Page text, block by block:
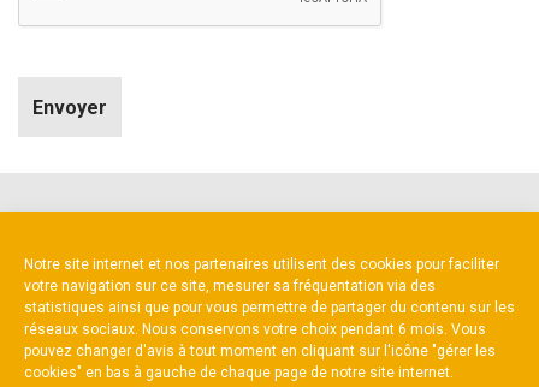
Notre site internet et nos partenaires utilisent des cookies pour faciliter
votre navigation sur ce site, mesurer sa fréquentation via des
statistiques ainsi que pour vous permettre de partager du contenu sur les
réseaux sociaux. Nous conservons votre choix pendant 6 mois. Vous
pouvez changer d'avis à tout moment en cliquant sur l'icône "gérer les
cookies" en bas à gauche de chaque page de notre site internet.